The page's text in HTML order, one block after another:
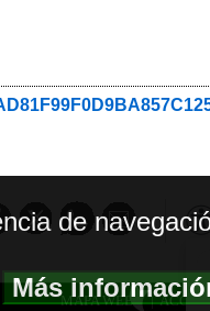
MAPA WEB|
de
Más